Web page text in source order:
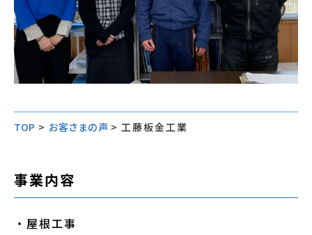
TOP > お客さまの声 > 工藤板金工業
事業内容
・屋根工事